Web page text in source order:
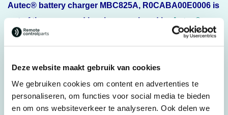
Deze website maakt gebruik van cookies
We gebruiken cookies om content en advertenties te
personaliseren, om functies voor social media te bieden
en om ons websiteverkeer te analyseren. Ook delen we
Autec® battery charger MBC825A, R0CABA00E0006 is
out of the range and has been replaced byAutec®
battery charger MBC12V, R0CABA02E07A0
Specifications
Weight
0,363 kg